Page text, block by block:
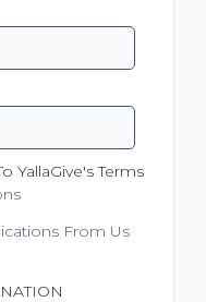
YallaGive's Terms
From Us